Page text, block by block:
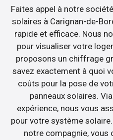
Faites appel à notre
solaires à Carignan-de-
rapide et efficace. Nous
pour visualiser votre
proposons un chiffrage
savez exactement à quoi
coûts pour la pose de
panneaux solaires.
expérience, nous vous
pour votre système
notre compagnie, vous